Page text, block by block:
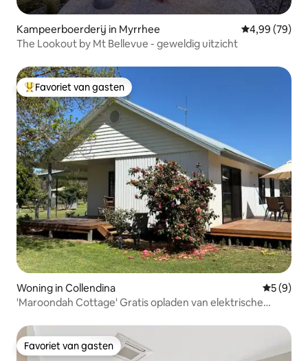
Kampeerboerderij in Myrrhee Gemiddelde
4,99 (79)
The Lookout by Mt Bellevue - geweldig uitzicht
Topfavoriet van gasten
Favoriet van gasten
Woning in Collendina
5 (9)
'Maroondah Cottage' Gratis opladen van elektrische
Favoriet van gasten
Favoriet van gasten